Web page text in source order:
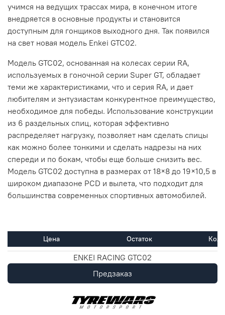
учимся на ведущих трассах мира, в конечном итоге
внедряется в основные продукты и становится
доступным для гонщиков выходного дня. Так появился
на свет новая модель Enkei GTC02.
Модель GTC02, основанная на колесах серии RA,
используемых в гоночной серии Super GT, обладает
теми же характеристиками, что и серия RA, и дает
любителям и энтузиастам конкурентное преимущество,
необходимое для победы. Использование конструкции
из 6 раздельных спиц, которая эффективно
распределяет нагрузку, позволяет нам сделать спицы
как можно более тонкими и сделать надрезы на них
спереди и по бокам, чтобы еще больше снизить вес.
Модель GTC02 доступна в размерах от 18×8 до 19×10,5 в
широком диапазоне PCD и вылета, что подходит для
большинства современных спортивных автомобилей.
Цена Остаток
ENKEI RACING GTC02
Предзаказ